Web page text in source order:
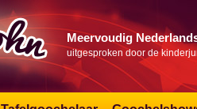
Meervoudig
uitgesproken door de